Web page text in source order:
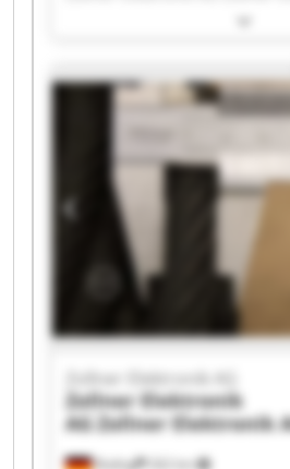
Zollner Elektronik AG Zollner
Zollner Elektronik AG Zollner
Zollner Elektronik AG Zollner
Zollner Elektronik AG Zollner
Zollner Elektronik AG Zollner
Zollner Elektronik AG Zollner
Roding 262 km
Zollner Elektronik AG
Zollner Elektronik
AG Zollner Elektronik